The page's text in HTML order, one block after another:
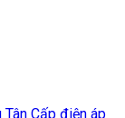
Cấp điện áp